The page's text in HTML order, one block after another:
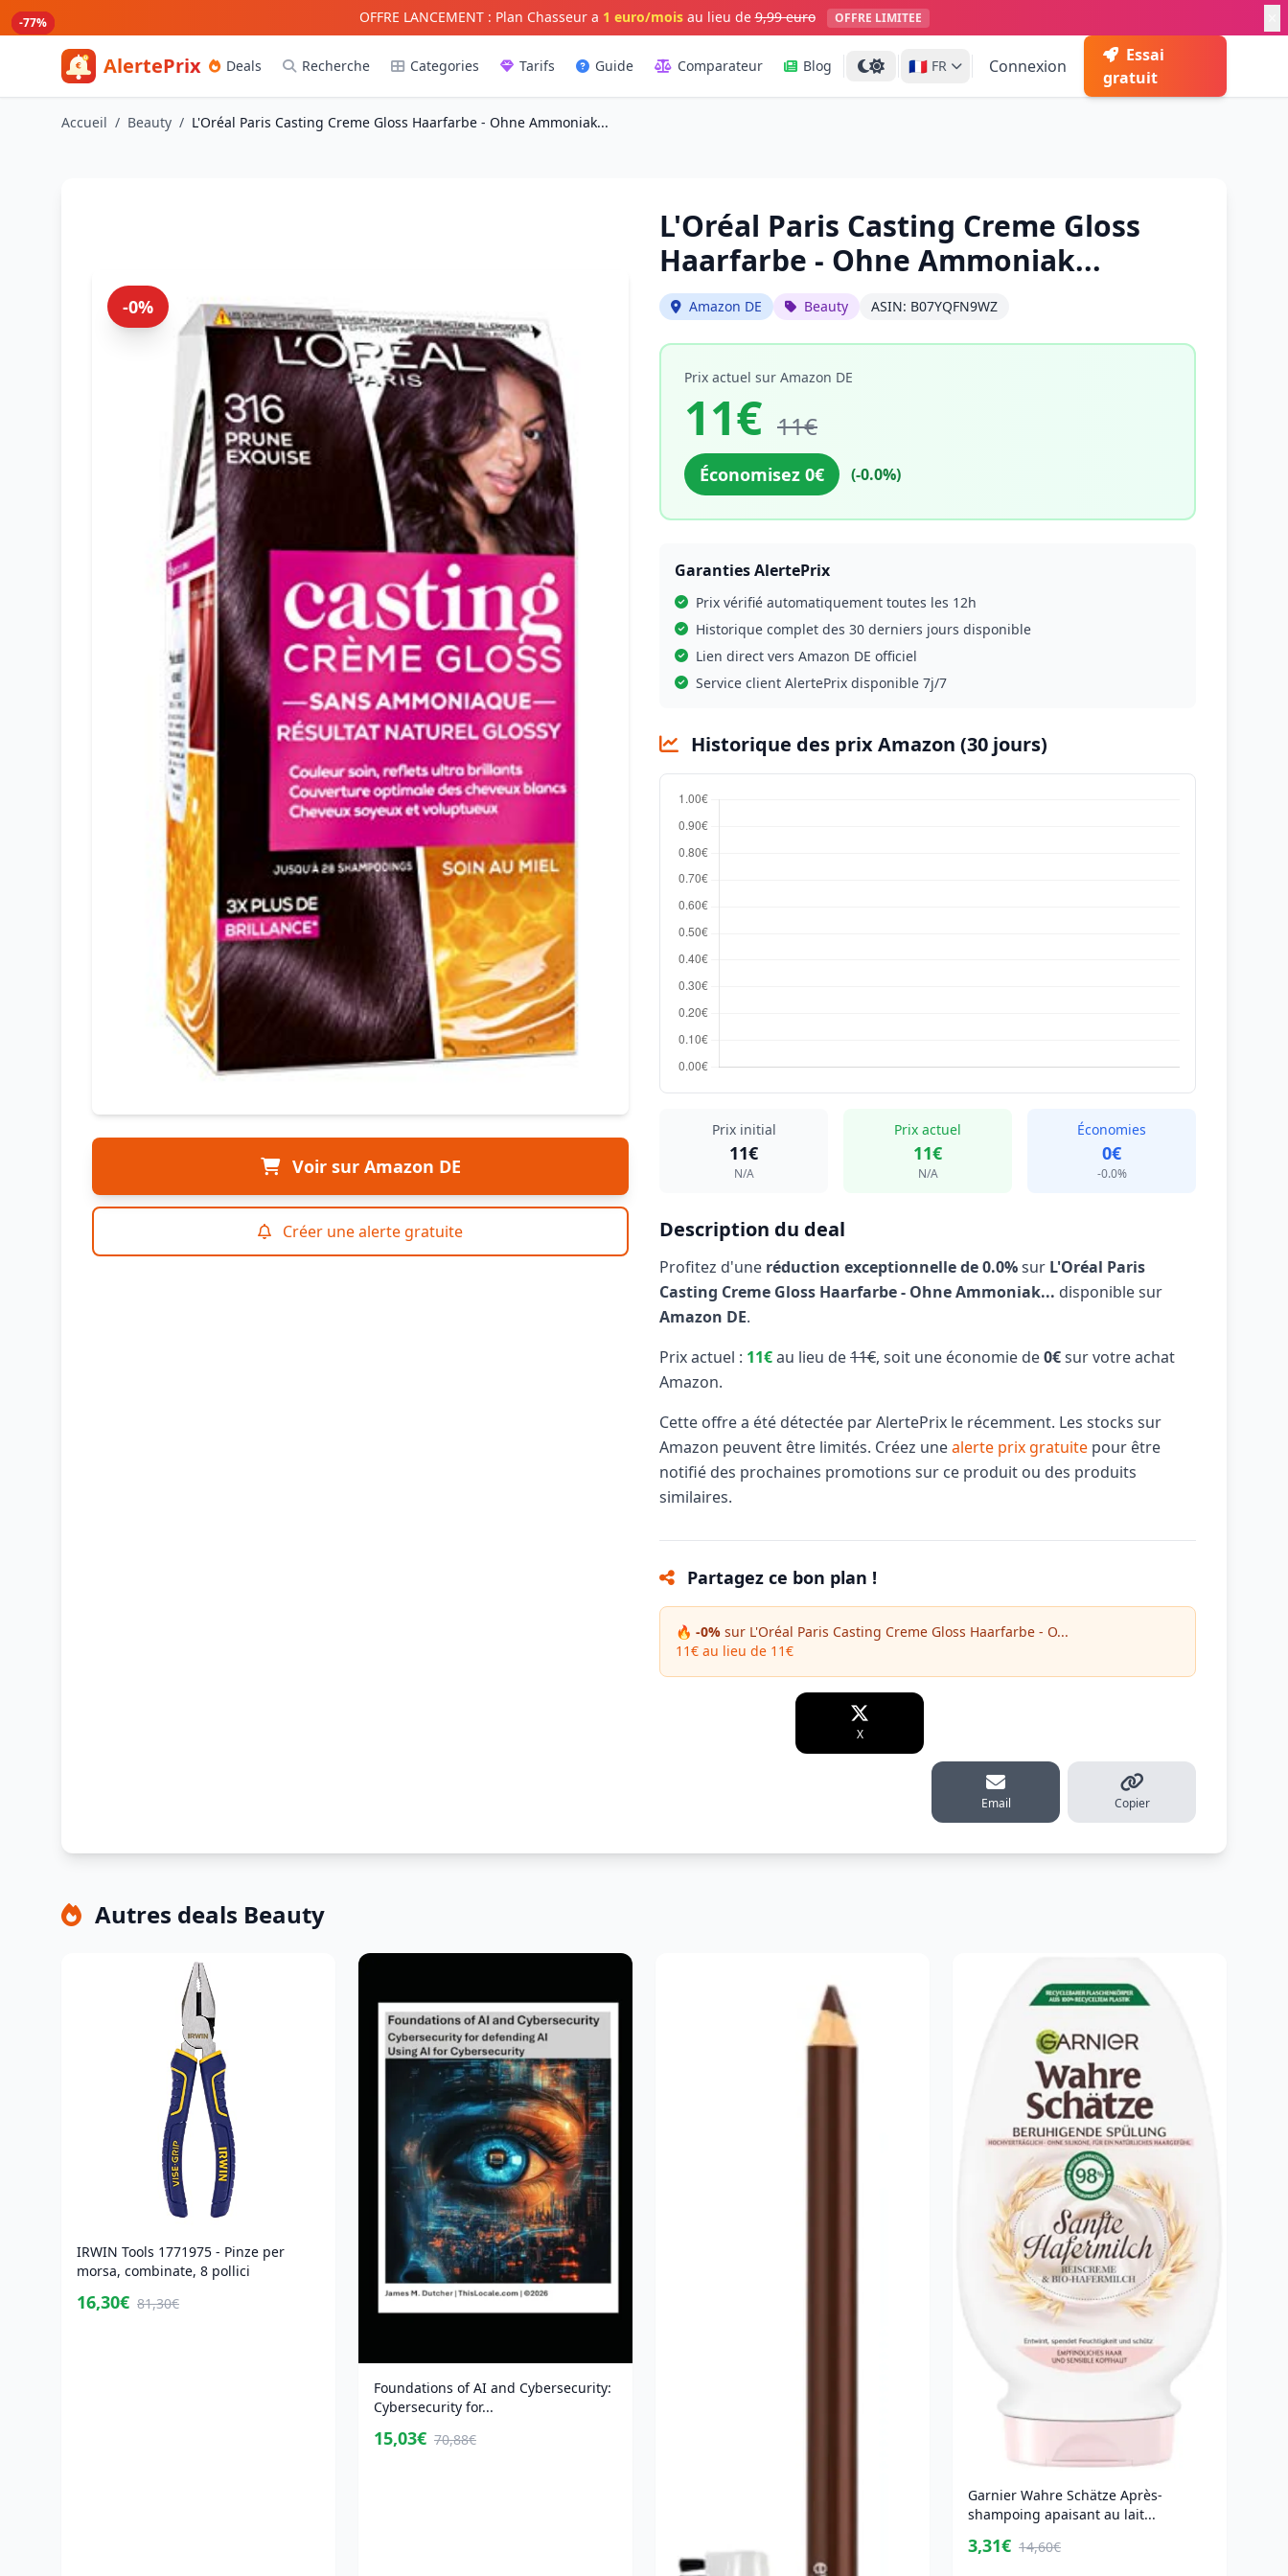
Aller au contenu principal OFFRE LANCEMENT : Plan Chasseur a 1 euro/mois au lieu de9,99 euro OFFRE LIMITEE
AlertePrix
Meilleurs deals Amazon France
Deals Recherche Categories Tarifs Guide Comparateur Blog 🇫🇷 FR Connexion
Essai
gratuit
Accueil / Beauty / L'Oréal Paris Casting Creme Gloss Haarfarbe - Ohne Ammoniak...
-0%
Voir sur Amazon DE
Créer une alerte gratuite
L'Oréal Paris Casting Creme Gloss
Haarfarbe - Ohne Ammoniak...
Amazon DE Beauty ASIN: B07YQFN9WZ
Prix actuel sur Amazon DE
11€ 11€
Économisez 0€ (-0.0%)
Garanties AlertePrix
Prix vérifié automatiquement toutes les 12h
Historique complet des 30 derniers jours disponible
Lien direct vers Amazon DE officiel
Service client AlertePrix disponible 7j/7
Historique des prix Amazon (30 jours)
Prix initial
11€
N/A
Prix actuel
11€
N/A
Économies
0€
-0.0%
Description du deal
Profitez d'une réduction exceptionnelle de 0.0%sur L'Oréal Paris
Casting Creme Gloss Haarfarbe - Ohne Ammoniak... disponible sur
Amazon DE.
Prix actuel : 11€au lieu de11€, soit une économie de0€sur votre achat
Amazon.
Cette offre a été détectée par AlertePrix le récemment. Les stocks sur
Amazon peuvent être limités. Créez unealerte prix gratuite pour être
notifié des prochaines promotions sur ce produit ou des produits
similaires.
Partagez ce bon plan !
🔥 -0% sur L'Oréal Paris Casting Creme Gloss Haarfarbe - O...
11€ au lieu de 11€
X
Email Copier
Autres deals Beauty
-80%
IRWIN Tools 1771975 - Pinze per
morsa, combinate, 8 pollici
16,30€ 81,30€
-79%
Foundations of AI and Cybersecurity:
Cybersecurity for...
15,03€ 70,88€
-77%
-77%
Garnier Wahre Schätze Après-
shampoing apaisant au lait...
3,31€ 14,60€